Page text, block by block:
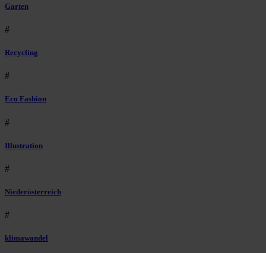
Garten
#
Recycling
#
Eco Fashion
#
Illustration
#
Niederösterreich
#
klimawandel